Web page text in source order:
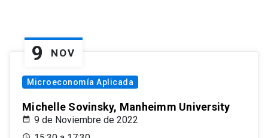
9 NOV
Microeconomía Aplicada
Michelle Sovinsky, Manheimm University
9 de Noviembre de 2022